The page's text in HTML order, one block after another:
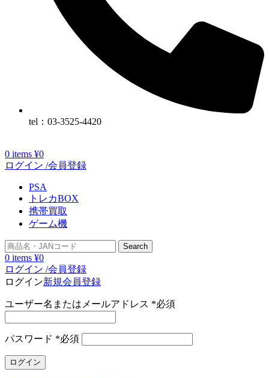
tel：03-3525-4420
0 items ¥0
ログイン /会員登録
PSA
トレカBOX
携帯買取
ゲーム機
Search
0 items ¥0
ログイン /会員登録
ログイン新規会員登録
ユーザー名またはメールアドレス *必須
パスワード *必須
ログイン